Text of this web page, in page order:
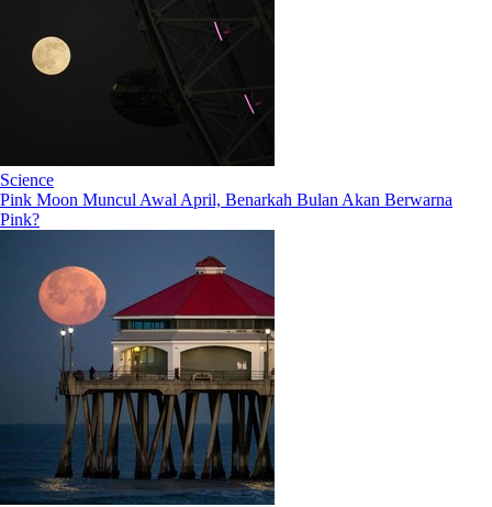
Science
Pink Moon Muncul Awal April, Benarkah Bulan Akan Berwarna
Pink?